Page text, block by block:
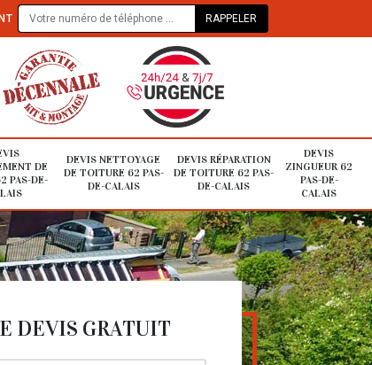
DE
PAS-DE-
DEVIS NETTOYAGE
DE TOITURE 62 PAS-
DE-CALAIS
DEVIS RÉPARATION
DE TOITURE 62 PAS-
DE-CALAIS
DEVIS
ZINGUEUR 62
PAS-DE-
CALAIS
DEVIS GRATUIT